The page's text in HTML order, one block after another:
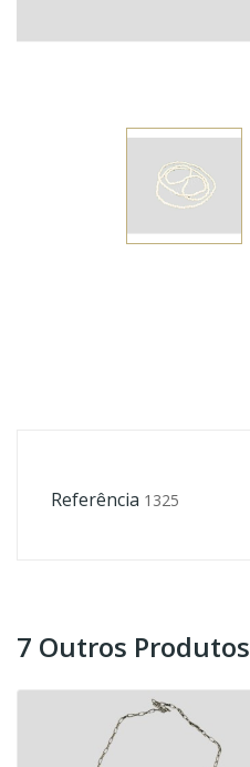
Referência 1325
7 Outros